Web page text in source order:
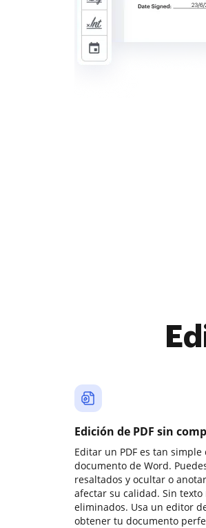
Edición de PDF sin
Editar un PDF es tan
documento de Word.
resaltados y ocultar o
afectar su calidad. Sin
eliminados. Usa un editor
obtener tu documento